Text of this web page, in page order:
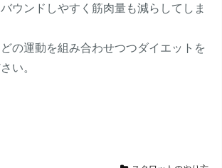
ウンドしやすく筋肉量も減らしてしま
の運動を組み合わせつつダイエットを
い。